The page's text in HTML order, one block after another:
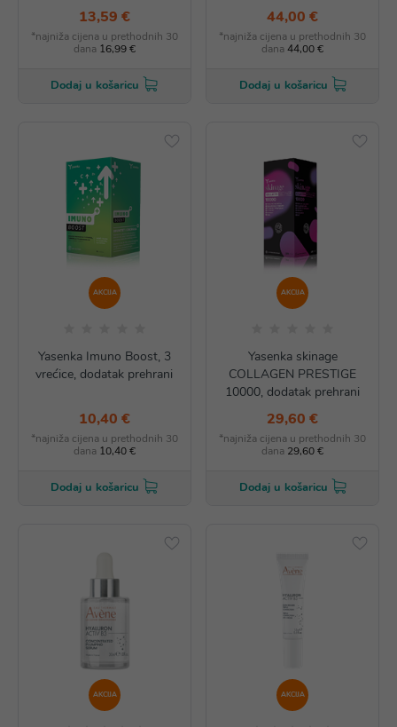
13,59 €
*najniža cijena u prethodnih 30
dana 16,99 €
Dodaj u košaricu
44,00 €
*najniža cijena u prethodnih 30
dana44,00 €
Dodaj u košaricu
AKCIJA
Yasenka Imuno Boost, 3
vrećice, dodatak prehrani
10,40 €
*najniža cijena u prethodnih 30
dana 10,40 €
Dodaj u košaricu
AKCIJA
Yasenka skinage
COLLAGEN PRESTIGE
10000, dodatak prehrani
29,60 €
*najniža cijena u prethodnih 30
dana 29,60 €
Dodaj u košaricu
AKCIJA AKCIJA